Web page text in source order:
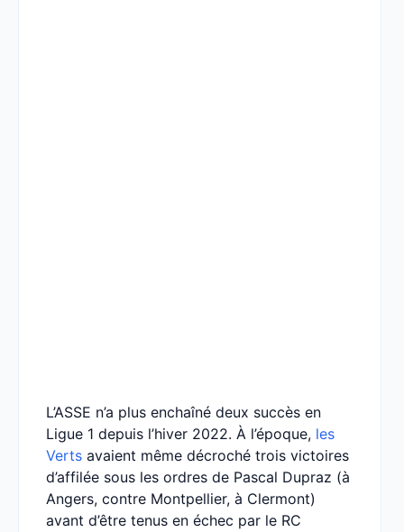
L’ASSE n’a plus enchaîné deux succès en
Ligue 1 depuis l’hiver 2022. À l’époque, les
Verts avaient même décroché trois victoires
d’affilée sous les ordres de Pascal Dupraz (à
Angers, contre Montpellier, à Clermont)
avant d’être tenus en échec par le RC